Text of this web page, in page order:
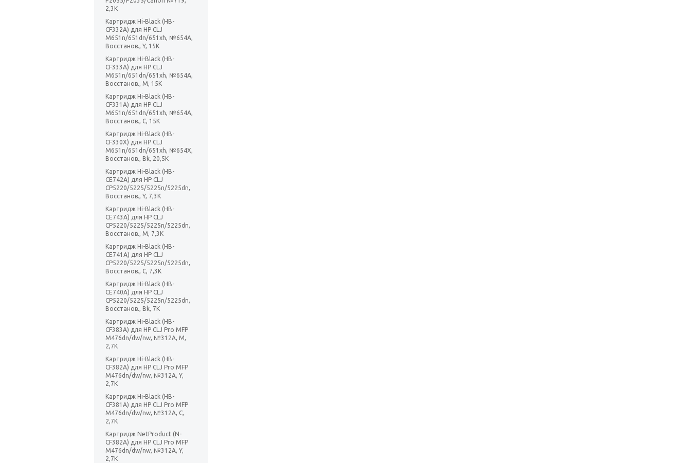
2,3K
Картридж Hi-Black (HB-
CF332A) для HP CLJ
M651n/651dn/651xh, №654A,
Восстанов., Y, 15K
Картридж Hi-Black (HB-
CF333A) для HP CLJ
M651n/651dn/651xh, №654A,
Восстанов., M, 15K
Картридж Hi-Black (HB-
CF331A) для HP CLJ
M651n/651dn/651xh, №654A,
Восстанов., C, 15K
Картридж Hi-Black (HB-
CF330X) для HP CLJ
M651n/651dn/651xh, №654X,
Восстанов., Bk, 20,5K
Картридж Hi-Black (HB-
CE742A) для HP CLJ
CP5220/5225/5225n/5225dn,
Восстанов., Y, 7,3K
Картридж Hi-Black (HB-
CE743A) для HP CLJ
CP5220/5225/5225n/5225dn,
Восстанов., M, 7,3K
Картридж Hi-Black (HB-
CE741A) для HP CLJ
CP5220/5225/5225n/5225dn,
Восстанов., C, 7,3K
Картридж Hi-Black (HB-
CE740A) для HP CLJ
CP5220/5225/5225n/5225dn,
Восстанов., Bk, 7K
Картридж Hi-Black (HB-
CF383A) для HP CLJ Pro MFP
M476dn/dw/nw, №312A, M,
2,7K
Картридж Hi-Black (HB-
CF382A) для HP CLJ Pro MFP
M476dn/dw/nw, №312A, Y,
2,7K
Картридж Hi-Black (HB-
CF381A) для HP CLJ Pro MFP
M476dn/dw/nw, №312A, C,
2,7K
Картридж NetProduct (N-
CF382A) для HP CLJ Pro MFP
M476dn/dw/nw, №312A, Y,
2,7K